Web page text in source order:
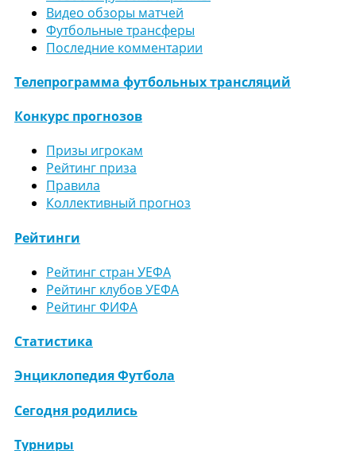
Видео обзоры матчей
Футбольные трансферы
Последние комментарии
Телепрограмма футбольных трансляций
Конкурс прогнозов
Призы игрокам
Рейтинг приза
Правила
Коллективный прогноз
Рейтинги
Рейтинг стран УЕФА
Рейтинг клубов УЕФА
Рейтинг ФИФА
Статистика
Энциклопедия Футбола
Сегодня родились
Турниры